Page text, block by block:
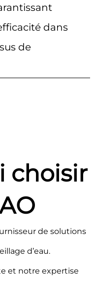
dans
de
choisir
de solutions
d’eau.
et notre expertise